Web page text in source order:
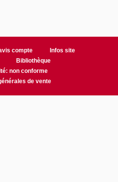
compte
Infos site
Bibliothèque
non conforme
de vente